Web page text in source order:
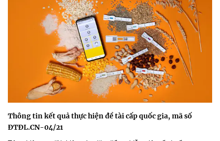
Thông tin kết quả thực hiện đề tài cấp quốc gia, mã số
ĐTĐL.CN-04/21